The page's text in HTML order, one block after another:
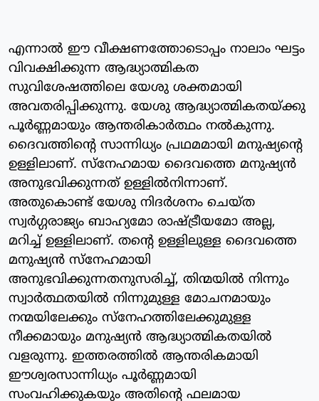
എന്നാല്‍ ഈ വീക്ഷണത്തോടൊപ്പം നാലാം ഘട്ടം
വിവക്ഷിക്കുന്ന ആദ്ധ്യാത്മികത
സുവിശേഷത്തിലെ യേശു ശക്തമായി
അവതരിപ്പിക്കുന്നു. യേശു ആദ്ധ്യാത്മികതയ്ക്കു
പൂര്‍ണ്ണമായും ആന്തരികാര്‍ത്ഥം നല്‍കുന്നു.
ദൈവത്തിന്റെ സാന്നിധ്യം പ്രഥമമായി മനുഷ്യന്റെ
ഉള്ളിലാണ്. സ്‌നേഹമായ ദൈവത്തെ മനുഷ്യന്‍
അനുഭവിക്കുന്നത് ഉള്ളില്‍നിന്നാണ്.
അതുകൊണ്ട് യേശു നിദര്‍ശനം ചെയ്ത
സ്വര്‍ഗ്ഗരാജ്യം ബാഹ്യമോ രാഷ്ട്രീയമോ അല്ല,
മറിച്ച് ഉള്ളിലാണ്. തന്റെ ഉള്ളിലുള്ള ദൈവത്തെ
മനുഷ്യന്‍ സ്‌നേഹമായി
അനുഭവിക്കുന്നതനുസരിച്ച്, തിന്മയില്‍ നിന്നും
സ്വാര്‍ത്ഥതയില്‍ നിന്നുമുള്ള മോചനമായും
നന്മയിലേക്കും സ്‌നേഹത്തിലേക്കുമുള്ള
നീക്കമായും മനുഷ്യന്‍ ആദ്ധ്യാത്മികതയില്‍
വളരുന്നു. ഇത്തരത്തില്‍ ആന്തരികമായി
ഈശ്വരസാന്നിധ്യം പൂര്‍ണ്ണമായി
സംവഹിക്കുകയും അതിന്റെ ഫലമായ